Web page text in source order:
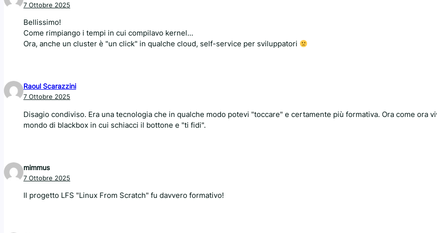
7 Ottobre 2025
Bellissimo!
Come rimpiango i tempi in cui compilavo kernel…
Ora, anche un cluster è "un click" in qualche cloud, self-service per sviluppatori
Raoul Scarazzini
7 Ottobre 2025
Disagio condiviso. Era una tecnologia che in qualche modo potevi "toccare" e certamente più formativa. Ora come ora
mondo di blackbox in cui schiacci il bottone e "ti fidi".
mimmus
7 Ottobre 2025
Il progetto LFS "Linux From Scratch" fu davvero formativo!